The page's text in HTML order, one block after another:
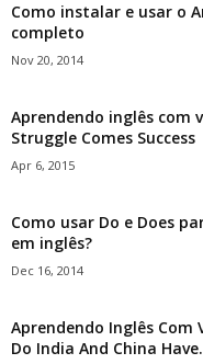
Como instalar e usar o
completo
Nov 20, 2014
Aprendendo inglês com
Struggle Comes Success
Apr 6, 2015
Como usar Do e Does
em inglês?
Dec 16, 2014
Aprendendo Inglês Com
Do India And China